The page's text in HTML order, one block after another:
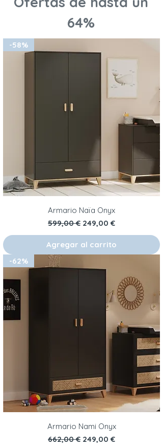
64%
-58%
Armario Naïa Onyx
Precio
599,00 € Precio de oferta
249,00 €
Agregar al carrito
-62%
Armario Nami Onyx
Precio
662,00 € Precio de oferta
249,00 €